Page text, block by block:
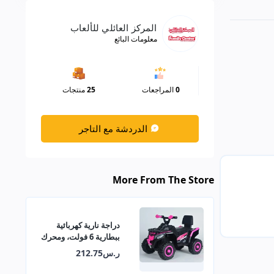
المركز العائلي للألعاب
معلومات البائع
0المراجعات 25منتجات
الدردشة مع التاجر
More From The Store
دراجة نارية كهربائية
ببطارية 6 فولت، ومحرك
380 مع موسيقى وأضواء
تعليمية 29-909
ر.س212.75